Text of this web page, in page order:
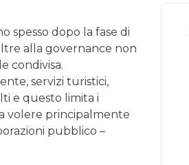
spesso dopo la fase di
alla governance non
condivisa.
servizi turistici,
e questo limita i
volere principalmente
pubblico –